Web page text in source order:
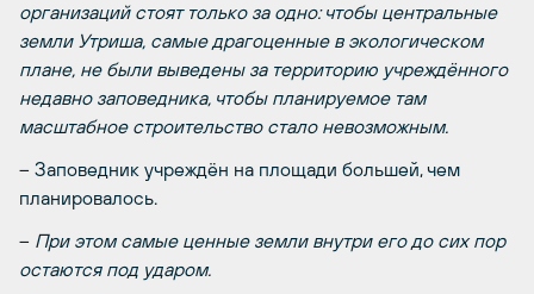
организаций стоят только за одно: чтобы центральные
земли Утриша, самые драгоценные в экологическом
плане, не были выведены за территорию учреждённого
недавно заповедника, чтобы планируемое там
масштабное строительство стало невозможным.
– Заповедник учреждён на площади большей, чем
планировалось.
– При этом самые ценные земли внутри его до сих пор
остаются под ударом.